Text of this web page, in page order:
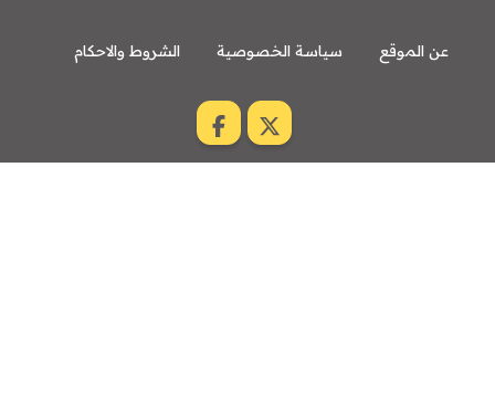
عن الموقع سياسة الخصوصية الشروط والاحكام